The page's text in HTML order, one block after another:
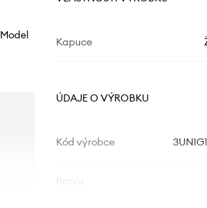
Kapuce
ÚDAJE O VÝROBKU
Kód výrobce